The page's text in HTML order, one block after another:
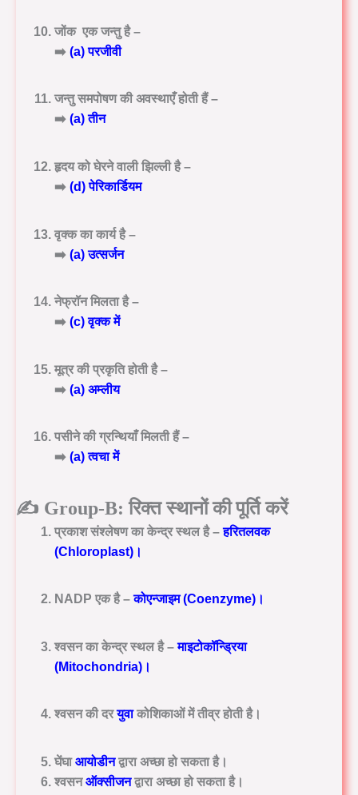
जोंक एक जन्तु है –
➡️ (a) परजीवी
जन्तु समपोषण की अवस्थाएँ होती हैं –
➡️ (a) तीन
हृदय को घेरने वाली झिल्ली है –
➡️ (d) पेरिकार्डियम
वृक्क का कार्य है –
➡️ (a) उत्सर्जन
नेफ्रॉन मिलता है –
➡️ (c) वृक्क में
मूत्र की प्रकृति होती है –
➡️ (a) अम्लीय
पसीने की ग्रन्थियाँ मिलती हैं –
➡️ (a) त्वचा में
✍️ Group-B: रिक्त स्थानों की पूर्ति करें
प्रकाश संश्लेषण का केन्द्र स्थल है –हरितलवक
(Chloroplast) ।
NADP एक है –कोएन्जाइम (Coenzyme) ।
श्वसन का केन्द्र स्थल है – माइटोकॉन्ड्रिया
(Mitochondria) ।
श्वसन की दर युवाकोशिकाओं में तीव्र होती है।
घेंघाआयोडीनद्वारा अच्छा हो सकता है।
श्वसनऑक्सीजन द्वारा अच्छा हो सकता है।